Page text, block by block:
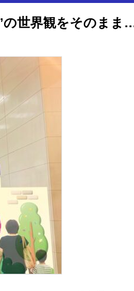
「ねるねるねるね」発売40年、横浜であの“魔女さん”の世